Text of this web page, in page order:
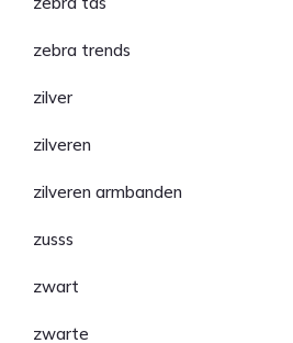
zebra trends
zilver
zilveren
zilveren armbanden
zusss
zwart
zwarte